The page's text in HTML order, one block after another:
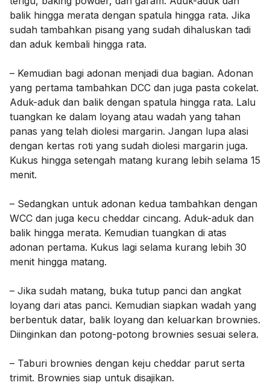
balik hingga merata dengan spatula hingga rata. Jika
sudah tambahkan pisang yang sudah dihaluskan tadi
dan aduk kembali hingga rata.
– Kemudian bagi adonan menjadi dua bagian. Adonan
yang pertama tambahkan DCC dan juga pasta cokelat.
Aduk-aduk dan balik dengan spatula hingga rata. Lalu
tuangkan ke dalam loyang atau wadah yang tahan
panas yang telah diolesi margarin. Jangan lupa alasi
dengan kertas roti yang sudah diolesi margarin juga.
Kukus hingga setengah matang kurang lebih selama 15
menit.
– Sedangkan untuk adonan kedua tambahkan dengan
WCC dan juga kecu cheddar cincang. Aduk-aduk dan
balik hingga merata. Kemudian tuangkan di atas
adonan pertama. Kukus lagi selama kurang lebih 30
menit hingga matang.
– Jika sudah matang, buka tutup panci dan angkat
loyang dari atas panci. Kemudian siapkan wadah yang
berbentuk datar, balik loyang dan keluarkan brownies.
Diinginkan dan potong-potong brownies sesuai selera.
– Taburi brownies dengan keju cheddar parut serta
trimit. Brownies siap untuk disajikan.